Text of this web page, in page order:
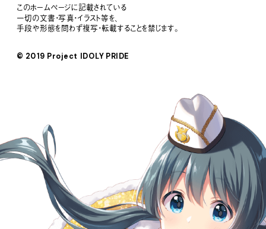
このホームページに記載されている
一切の文書・写真・イラスト等を、
手段や形態を問わず複写・転載することを禁じます。
© 2019 Project IDOLY PRIDE